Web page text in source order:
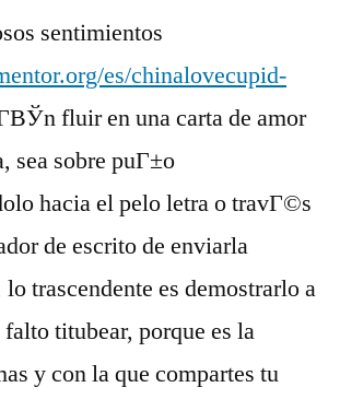
sentimientos
es/chinalovecupid-
fluir en una carta de amor
sea sobre puГ±o
hacia el pelo letra o travГ©s
de escrito de enviarla
trascendente es demostrarlo a
titubear, porque es la
y con la que compartes tu